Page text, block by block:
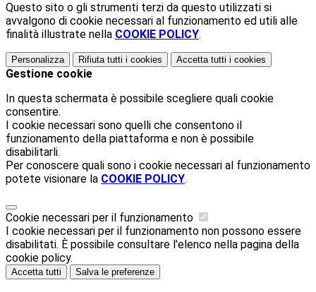
Questo sito o gli strumenti terzi da questo utilizzati si
avvalgono di cookie necessari al funzionamento ed utili alle
finalità illustrate nella COOKIE POLICY.
Personalizza Rifiuta tutti i cookies Accetta tutti i cookies
Gestione cookie
In questa schermata è possibile scegliere quali cookie
consentire.
I cookie necessari sono quelli che consentono il
funzionamento della piattaforma e non è possibile
disabilitarli.
Per conoscere quali sono i cookie necessari al funzionamento
potete visionare la COOKIE POLICY.
Cookie necessari per il funzionamento
I cookie necessari per il funzionamento non possono essere
disabilitati. È possibile consultare l'elenco nella pagina della
cookie policy.
Accetta tutti Salva le preferenze